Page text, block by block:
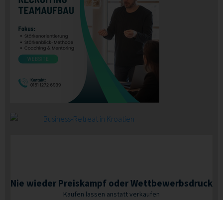
Nie wieder Preiskampf oder Wettbewerbsdruck
Kaufen lassen anstatt verkaufen